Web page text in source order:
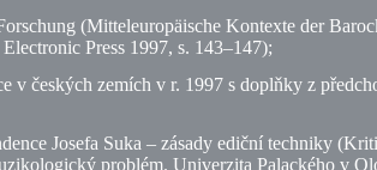
(Mitteleuropäische Kontexte der
Press 1997, s. 143–147);
v českých zemích v r. 1997 s doplňky z
Josefa Suka – zásady ediční techniky
problém. Univerzita Palackého v